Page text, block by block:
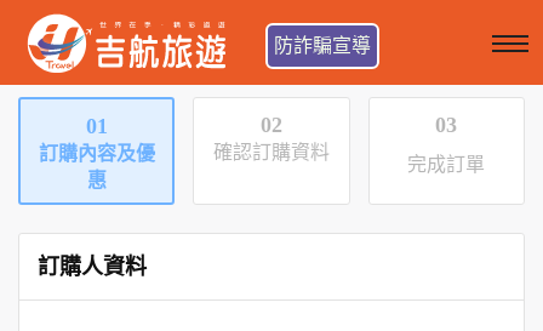
防詐騙宣導
01
訂購內容及優
惠
02
確認訂購資料
03
完成訂單
訂購人資料